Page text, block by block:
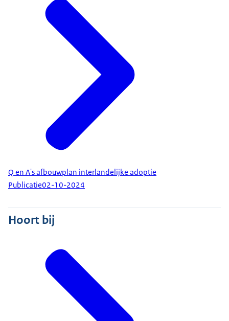
Q en A's afbouwplan interlandelijke adoptie
Publicatie02-10-2024
Hoort bij